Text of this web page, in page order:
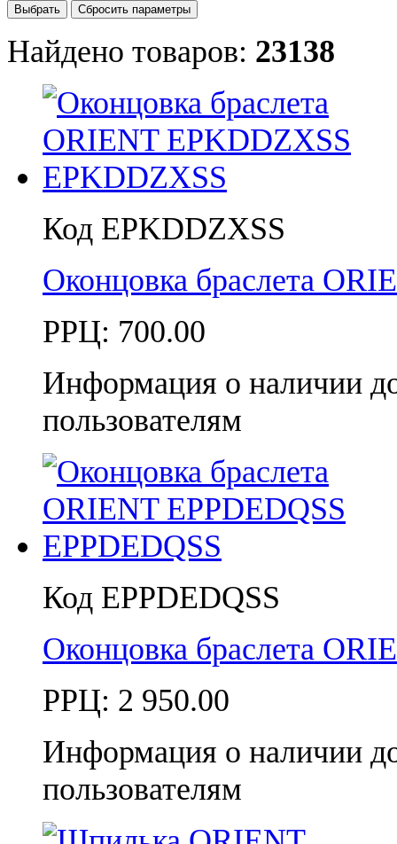
Найдено товаров: 23138
Код EPKDDZXSS
Оконцовка браслета
РРЦ: 700.00
Информация о наличии
пользователям
Код EPPDEDQSS
Оконцовка браслета
РРЦ: 2 950.00
Информация о наличии
пользователям